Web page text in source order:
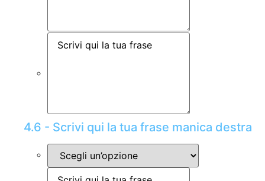
4.6 - Scrivi qui la tua frase manica destra